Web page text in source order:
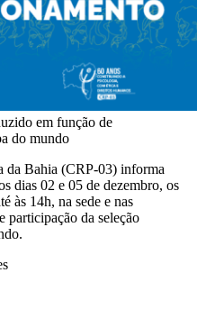
em função de
do mundo
da Bahia (CRP-03) informa
dias 02 e 05 de dezembro, os
às 14h, na sede e nas
participação da seleção